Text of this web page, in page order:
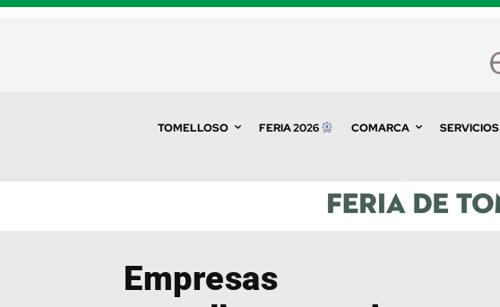
TOMELLOSO FERIA 2026 COMARCA SERVICIOS
Empresas